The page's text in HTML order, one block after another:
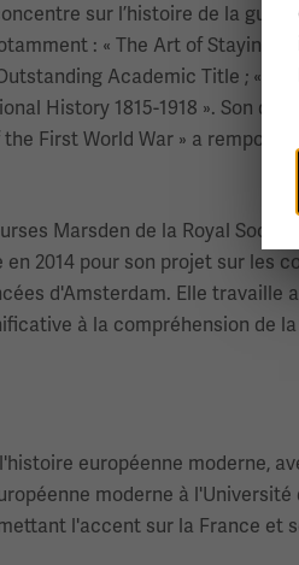
sur l’histoire de la
: « The Art of Staying
Academic Title ; «
History 1815-1918 ». Son
First World War » a
Marsden de la Royal
2014 pour son projet sur les
d'Amsterdam. Elle
à la compréhension de
européenne moderne,
moderne à
l'accent sur la France et